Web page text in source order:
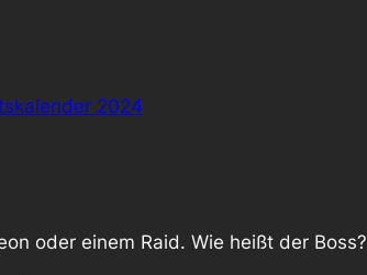
2024
oder einem Raid. Wie heißt der Boss?